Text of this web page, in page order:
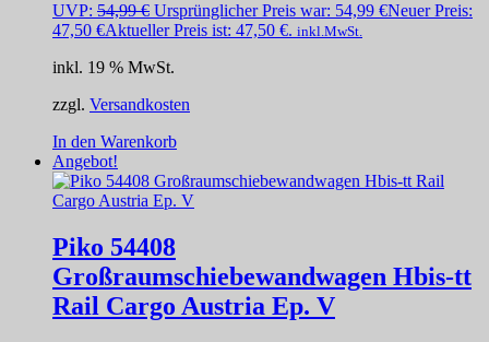
UVP: 54,99€ Ursprünglicher Preis war: 54,99 €Neuer Preis:
47,50 €Aktueller Preis ist: 47,50 €. inkl.MwSt.
inkl. 19 % MwSt.
zzgl. Versandkosten
In den Warenkorb
Angebot!
Piko 54408
Großraumschiebewandwagen Hbis-tt
Rail Cargo Austria Ep. V